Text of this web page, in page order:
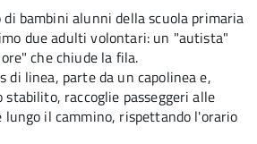
bambini alunni della scuola primaria
due adulti volontari: un "autista"
che chiude la fila.
di linea, parte da un capolinea e,
stabilito, raccoglie passeggeri alle
il cammino, rispettando l'orario